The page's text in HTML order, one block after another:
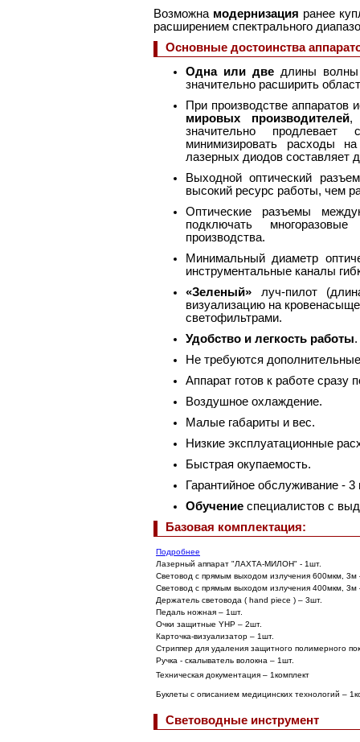
Возможна модернизация ранее
расширением спектрального
Основные достоинства
Одна или две длины волны
значительно расширить
При производстве аппаратов
мировых производителей,
значительно продлевает
минимизировать расходы
лазерных диодов составляет
Выходной оптический
высокий ресурс работы, чем
Оптические разъемы
подключать
производства.
Минимальный диаметр
инструментальные каналы
«Зеленый» луч-пилот
визуализацию на
светофильтрами.
Удобство и легкость работы.
Не требуются
Аппарат готов к работе сразу
Воздушное охлаждение.
Малые габариты и вес.
Низкие эксплуатационные
Быстрая окупаемость.
Гарантийное обслуживание - 3
Обучение специалистов с
Базовая комплектация:
Подробнее
Лазерный аппарат "ЛАХТА-МИЛОН" - 1шт.
Световод с прямым выходом излучения 600мкм, 3м
Световод с прямым выходом излучения 400мкм, 3м
Держатель световода ( hand piece ) – 3шт.
Педаль ножная – 1шт.
Очки защитные YHP – 2шт.
Карточка-визуализатор – 1шт.
Стриппер для удаления защитного полимерного
Ручка - скалыватель волокна – 1шт.
Техническая документация – 1комплект
Буклеты с описанием медицинских технологий –
Световодные инструмент